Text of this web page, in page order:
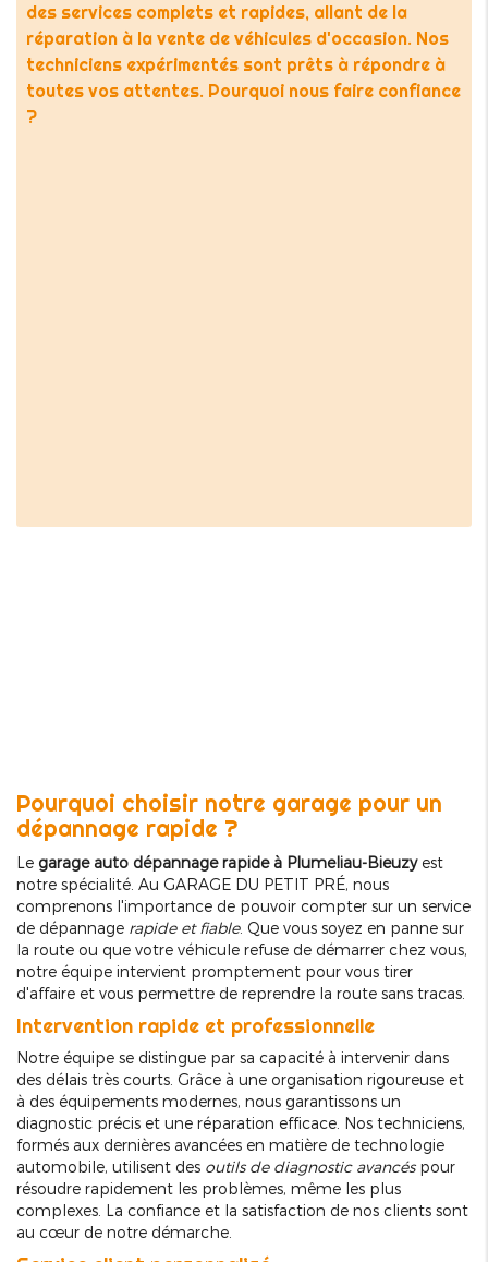
des services complets et rapides, allant de la
réparation à la vente de véhicules d'occasion. Nos
techniciens expérimentés sont prêts à répondre à
toutes vos attentes. Pourquoi nous faire confiance
?
Pourquoi choisir notre garage pour un
dépannage rapide ?
Le garage auto dépannage rapide à Plumeliau-Bieuzyest
notre spécialité. Au GARAGE DU PETIT PRÉ, nous
comprenons l'importance de pouvoir compter sur un service
de dépannage rapide et fiable. Que vous soyez en panne sur
la route ou que votre véhicule refuse de démarrer chez vous,
notre équipe intervient promptement pour vous tirer
d'affaire et vous permettre de reprendre la route sans tracas.
Intervention rapide et professionnelle
Notre équipe se distingue par sa capacité à intervenir dans
des délais très courts. Grâce à une organisation rigoureuse et
à des équipements modernes, nous garantissons un
diagnostic précis et une réparation efficace. Nos techniciens,
formés aux dernières avancées en matière de technologie
automobile, utilisent des outils de diagnostic avancéspour
résoudre rapidement les problèmes, même les plus
complexes. La confiance et la satisfaction de nos clients sont
au cœur de notre démarche.